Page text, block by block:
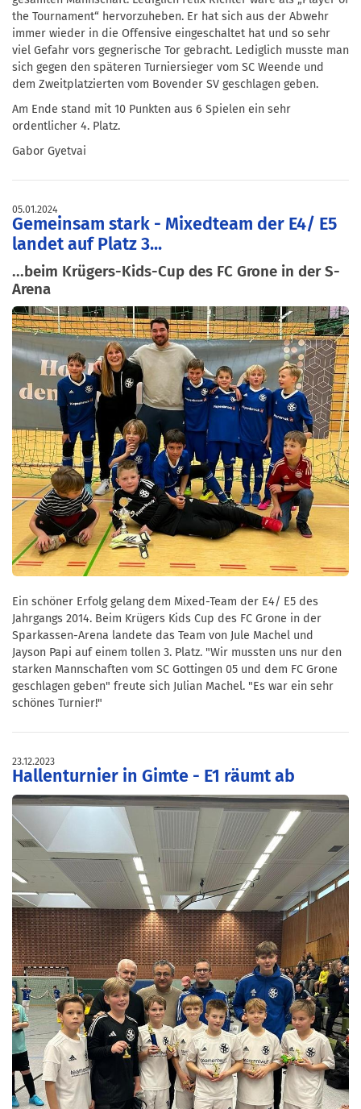
the Tournament“ hervorzuheben. Er hat sich aus der Abwehr
immer wieder in die Offensive eingeschaltet hat und so sehr
viel Gefahr vors gegnerische Tor gebracht. Lediglich musste man
sich gegen den späteren Turniersieger vom SC Weende und
dem Zweitplatzierten vom Bovender SV geschlagen geben.
Am Ende stand mit 10 Punkten aus 6 Spielen ein sehr
ordentlicher 4. Platz.
Gabor Gyetvai
05.01.2024
Gemeinsam stark - Mixedteam der E4/ E5
landet auf Platz 3...
...beim Krügers-Kids-Cup des FC Grone in der S-
Arena
Ein schöner Erfolg gelang dem Mixed-Team der E4/ E5 des
Jahrgangs 2014. Beim Krügers Kids Cup des FC Grone in der
Sparkassen-Arena landete das Team von Jule Machel und
Jayson Papi auf einem tollen 3. Platz. "Wir mussten uns nur den
starken Mannschaften vom SC Gottingen 05 und dem FC Grone
geschlagen geben" freute sich Julian Machel. "Es war ein sehr
schönes Turnier!"
23.12.2023
Hallenturnier in Gimte - E1 räumt ab